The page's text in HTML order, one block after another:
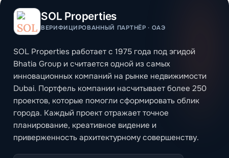
SOL Properties
ВЕРИФИЦИРОВАННЫЙ ПАРТНЁР · ОАЭ
SOL Properties работает с 1975 года под эгидой
Bhatia Group и считается одной из самых
инновационных компаний на рынке недвижимости
Dubai. Портфель компании насчитывает более 250
проектов, которые помогли сформировать облик
города. Каждый проект отражает точное
планирование, креативное видение и
приверженность архитектурному совершенству.